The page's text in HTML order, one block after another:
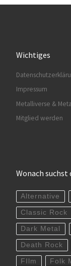
Wichtiges
Impressum
Metalliverse &
Mitglied werden
Wonach suchst
Alternative
Classic Rock
Dark Metal
Death Rock
FIlm Folk